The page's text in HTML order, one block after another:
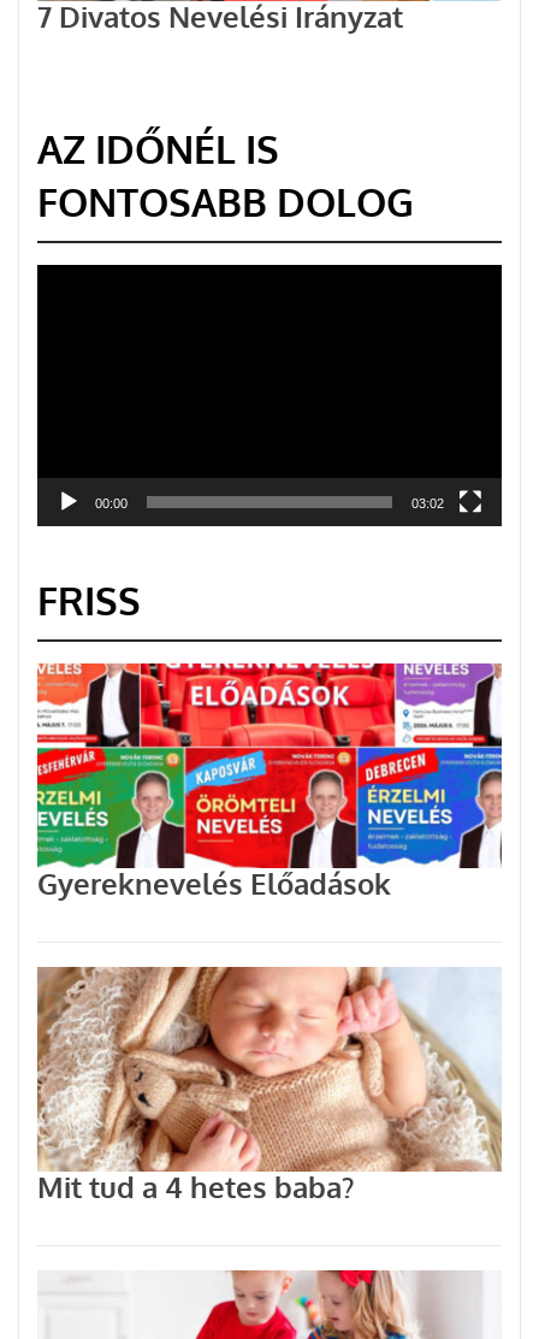
7 Divatos Nevelési Irányzat
AZ IDŐNÉL IS
FONTOSABB DOLOG
00:00 03:02
FRISS
Gyereknevelés Előadások
Mit tud a 4 hetes baba?